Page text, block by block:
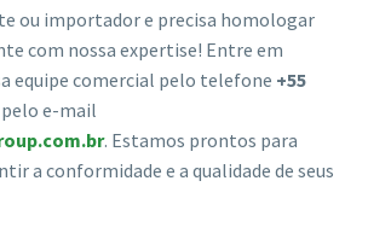
ou importador e precisa homologar
com nossa expertise! Entre em
equipe comercial pelo telefone +55
e-mail
. Estamos prontos para
a conformidade e a qualidade de seus